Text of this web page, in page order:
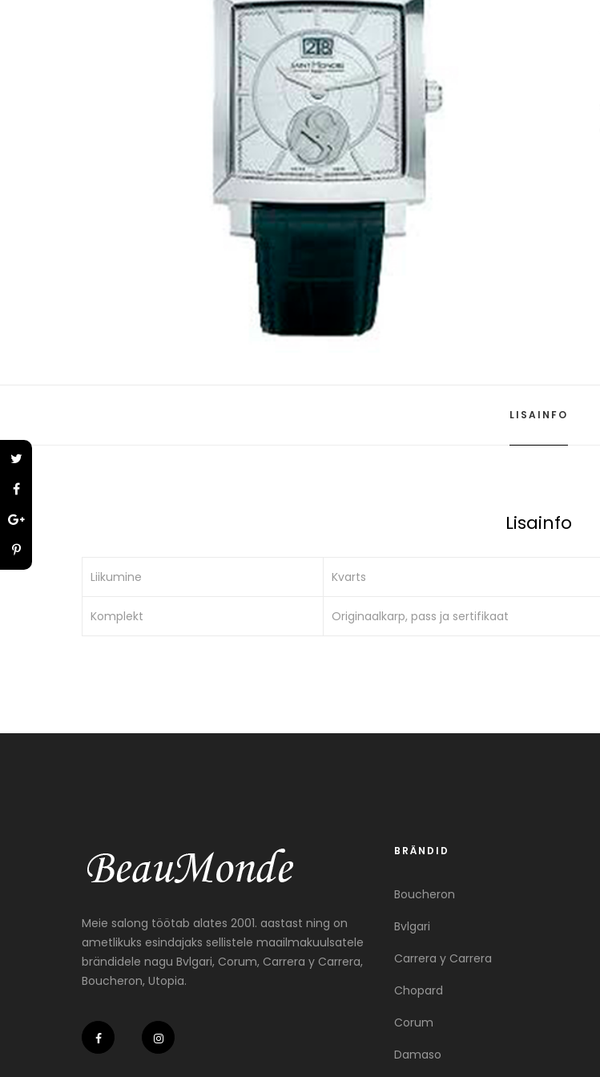
LISAINFO
Lisainfo
Liikumine Kvarts
Komplekt Originaalkarp, pass ja sertifikaat
Meie salong töötab alates 2001. aastast ning on
ametlikuks esindajaks sellistele maailmakuulsatele
brändidele nagu Bvlgari, Corum, Carrera y Carrera,
Boucheron, Utopia.
BRÄNDID
Boucheron
Bvlgari
Carrera y Carrera
Chopard
Corum
Damaso